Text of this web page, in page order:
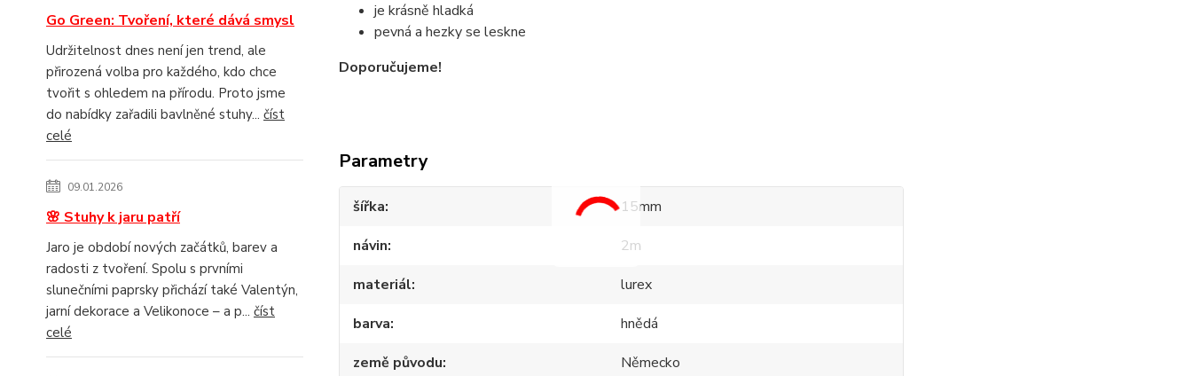
Go Green: Tvoření, které dává smysl
Udržitelnost dnes není jen trend, ale
přirozená volba pro každého, kdo chce
tvořit s ohledem na přírodu. Proto jsme
do nabídky zařadili bavlněné stuhy... číst
celé
09.01.2026
🌸 Stuhy k jaru patří
Jaro je období nových začátků, barev a
radosti z tvoření. Spolu s prvními
slunečními paprsky přichází také Valentýn,
jarní dekorace a Velikonoce – a p... číst
celé
je krásně hladká
pevná a hezky se leskne
Doporučujeme!
Parametry
šířka
15mm
návin
2m
materiál
lurex
barva
hnědá
země původu
Německo